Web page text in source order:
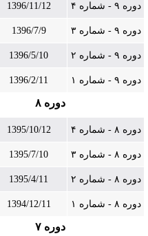
دوره ۹ - شماره ۴ 1396/11/12
دوره ۹ - شماره ۳ 1396/7/9
دوره ۹ - شماره ۲ 1396/5/10
دوره ۹ - شماره ۱ 1396/2/11
دوره ۸
دوره ۸ - شماره ۴ 1395/10/12
دوره ۸ - شماره ۳ 1395/7/10
دوره ۸ - شماره ۲ 1395/4/11
دوره ۸ - شماره ۱ 1394/12/11
دوره ۷